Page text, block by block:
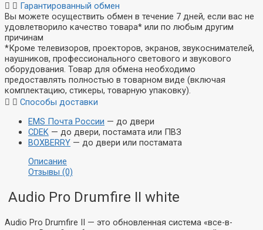
Гарантированный обмен
Вы можете осуществить обмен в течение 7 дней, если вас не
удовлетворило качество товара* или по любым другим
причинам
*Кроме телевизоров, проекторов, экранов, звукоснимателей,
наушников, профессионального светового и звукового
оборудования. Товар для обмена необходимо
предоставлять полностью в товарном виде (включая
комплектацию, стикеры, товарную упаковку).
Способы доставки
EMS Почта России — до двери
CDEK — до двери, постамата или ПВЗ
BOXBERRY — до двери или постамата
Описание
Отзывы (0)
Audio Pro Drumfire II white
Audio Pro Drumfire II — это обновленная система «все-в-